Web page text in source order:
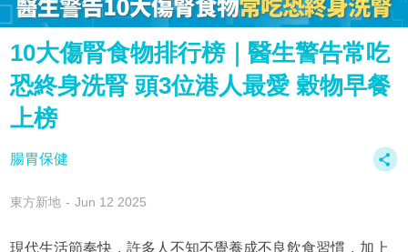
10大傷腎食物排行榜｜醫生警告常吃
恐終身洗腎 頭3位港人最愛 穀物早餐
上榜
腸胃保健
東方新地 Jun 12 2025
現代生活節奏快，許多人不知不覺養成不良飲食習慣，加上